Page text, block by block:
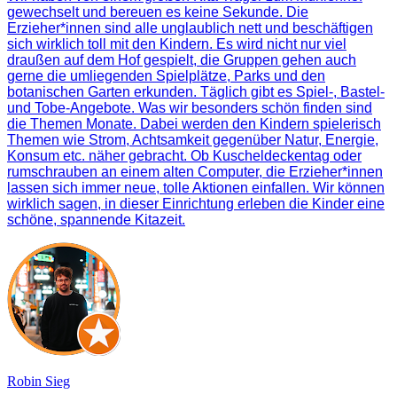
gewechselt und bereuen es keine Sekunde. Die
Erzieher*innen sind alle unglaublich nett und beschäftigen
sich wirklich toll mit den Kindern. Es wird nicht nur viel
draußen auf dem Hof gespielt, die Gruppen gehen auch
gerne die umliegenden Spielplätze, Parks und den
botanischen Garten erkunden. Täglich gibt es Spiel-, Bastel-
und Tobe-Angebote. Was wir besonders schön finden sind
die Themen Monate. Dabei werden den Kindern spielerisch
Themen wie Strom, Achtsamkeit gegenüber Natur, Energie,
Konsum etc. näher gebracht. Ob Kuscheldeckentag oder
rumschrauben an einem alten Computer, die Erzieher*innen
lassen sich immer neue, tolle Aktionen einfallen. Wir können
wirklich sagen, in dieser Einrichtung erleben die Kinder eine
schöne, spannende Kitazeit.
Robin Sieg